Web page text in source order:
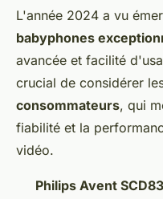
L'année 2024 a vu
babyphones
avancée et facilité
crucial de considérer
consommateurs, qui
fiabilité et la
vidéo.
Philips Avent